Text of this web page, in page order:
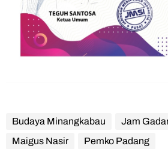
Budaya Minangkabau
Jam
Maigus Nasir
Pemko Padang